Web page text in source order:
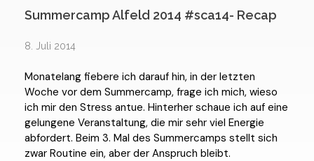
Summercamp Alfeld 2014 #sca14- Recap
8. Juli 2014
Monatelang fiebere ich darauf hin, in der letzten
Woche vor dem Summercamp, frage ich mich, wieso
ich mir den Stress antue. Hinterher schaue ich auf eine
gelungene Veranstaltung, die mir sehr viel Energie
abfordert. Beim 3. Mal des Summercamps stellt sich
zwar Routine ein, aber der Anspruch bleibt.